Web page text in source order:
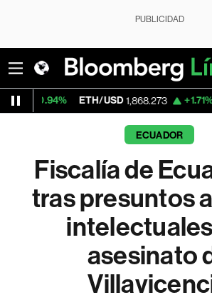
PUBLICIDAD
ETH/USD 1,868.273 +1.71% Visa
ECUADOR
Fiscalía de
tras presuntos
asesinato